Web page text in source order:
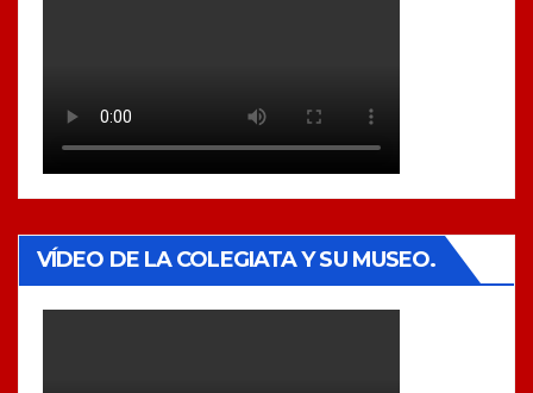
VÍDEO DE LA COLEGIATA Y SU MUSEO.